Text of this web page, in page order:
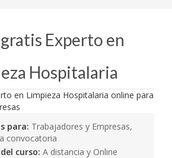
Experto en
Hospitalaria
para: Trabajadores y Empresas,
convocatoria
curso: A distancia y Online